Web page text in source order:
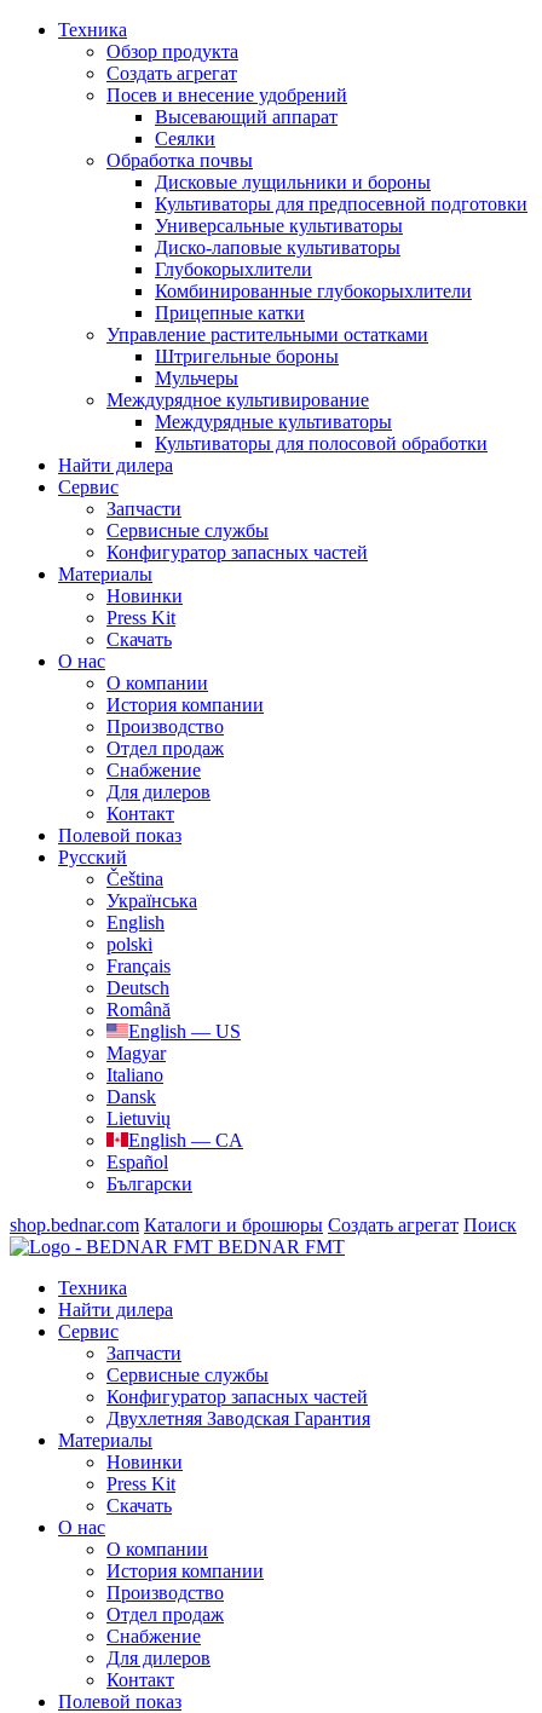
Техника
Обзор продукта
Создать агрегат
Посев и внесение удобрений
Высевающий аппарат
Сеялки
Oбработка почвы
Дисковые лущильники и бороны
Культиваторы для предпосевной подготовки
Универсальные культиваторы
Диско-лаповые культиваторы
Глубокорыхлители
Комбинированные глубокорыхлители
Прицепные катки
Управление растительными остатками
Штригельные бороны
Мульчеры
Междурядное культивирование
Междурядные культиваторы
Культиваторы для полосовой обработки
Найти дилера
Сервис
Запчасти
Сервисные службы
Конфигуратор запасных частей
Материалы
Новинки
Press Kit
Скачать
О нас
О компании
История компании
Производство
Отдел продаж
Cнабжение
Для дилеров
Контакт
Полевой показ
Русский
Čeština
Українська
English
polski
Français
Deutsch
Română
English — US
Magyar
Italiano
Dansk
Lietuvių
English — CA
Español
Български
shop.bednar.com Каталоги и брошюры Создать агрегат Поиск
BEDNAR FMT
Техника
Найти дилера
Сервис
Запчасти
Сервисные службы
Конфигуратор запасных частей
Двухлетняя Заводская Гарантия
Материалы
Новинки
Press Kit
Скачать
О нас
О компании
История компании
Производство
Отдел продаж
Cнабжение
Для дилеров
Контакт
Полевой показ